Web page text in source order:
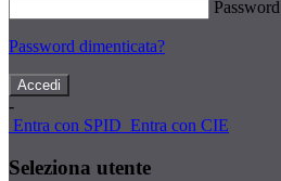
Password
Password dimenticata?
-
Entra con SPID Entra con CIE
Seleziona utente